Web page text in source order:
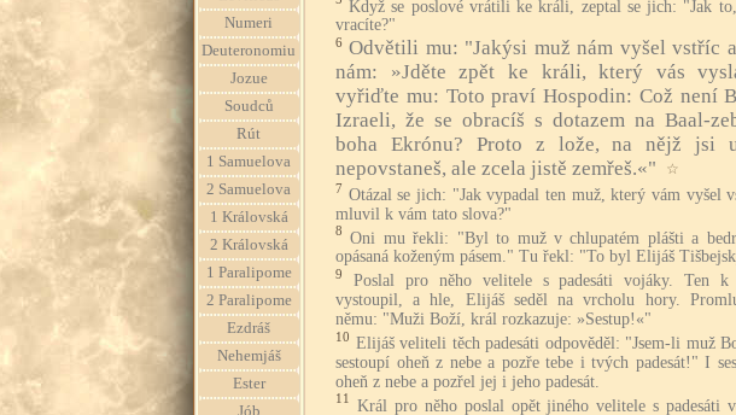
Numeri
Deuteronomiu
Jozue
Soudců
Rút
1 Samuelova
2 Samuelova
1 Královská
2 Královská
1 Paralipome
2 Paralipome
Ezdráš
Nehemjáš
Ester
Jób
Když se poslové vrátili ke králi, zeptal se jich: "Jak
vracíte?"
6 Odvětili mu: "Jakýsi muž nám vyšel vstříc
nám: »Jděte zpět ke králi, který vás
vyřiďte mu: Toto praví Hospodin: Což není
Izraeli, že se obracíš s dotazem na Baal-
boha Ekrónu? Proto z lože, na nějž jsi
nepovstaneš, ale zcela jistě zemřeš.«"
☆
7 Otázal se jich: "Jak vypadal ten muž, který vám vyšel
mluvil k vám tato slova?"
8
Oni mu řekli: "Byl to muž v chlupatém plášti a
opásaná koženým pásem." Tu řekl: "To byl Elijáš
9
Poslal pro něho velitele s padesáti vojáky. Ten k
vystoupil, a hle, Elijáš seděl na vrcholu hory.
němu: "Muži Boží, král rozkazuje: »Sestup!«"
10 Elijáš veliteli těch padesáti odpověděl: "Jsem-li muž
sestoupí oheň z nebe a pozře tebe i tvých padesát!" I
oheň z nebe a pozřel jej i jeho padesát.
11 Král pro něho poslal opět jiného velitele s padesáti